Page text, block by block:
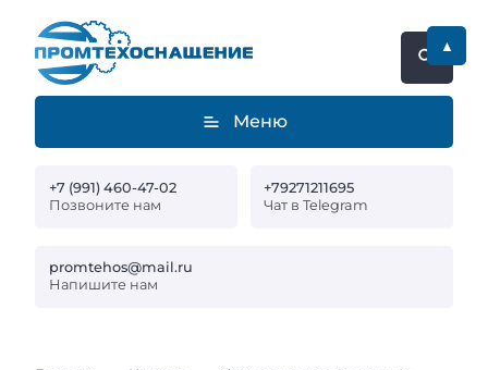
Меню
+7 (991) 460-47-02
Позвоните нам
+79271211695
Чат в Telegram
promtehos@mail.ru
Напишите нам
▲